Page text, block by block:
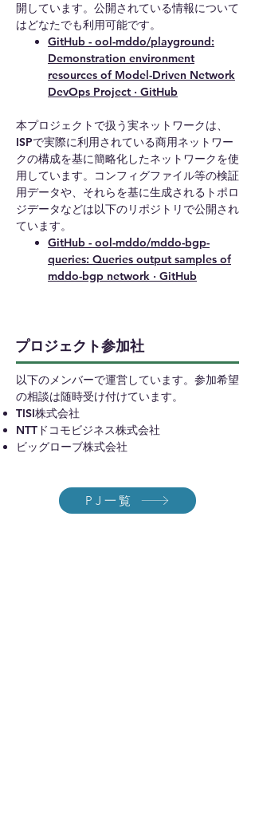
開しています。公開されている情報について
はどなたでも利用可能です。
GitHub - ool-mddo/playground:
Demonstration environment
resources of Model-Driven Network
DevOps Project · GitHub
本プロジェクトで扱う実ネットワークは、
ISPで実際に利用されている商用ネットワー
クの構成を基に簡略化したネットワークを使
用しています。コンフィグファイル等の検証
用データや、それらを基に生成されるトポロ
ジデータなどは以下のリポジトリで公開され
ています。
GitHub - ool-mddo/mddo-bgp-
queries: Queries output samples of
mddo-bgp network · GitHub
プロジェクト参加社
​以下のメンバーで運営しています。参加希望
の相談は随時受け付けています。
TISI株式会社
NTTドコモビジネス株式会社
ビッグローブ株式会社
PJ一覧